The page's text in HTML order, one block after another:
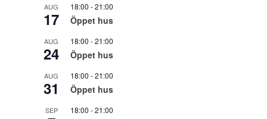
AUG
17
18:00 -21:00
Öppet hus
AUG
24
18:00 -21:00
Öppet hus
AUG
31
18:00 -21:00
Öppet hus
SEP 18:00 -21:00